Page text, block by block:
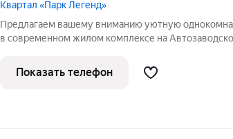
Квартал «Парк Легенд»
Предлагаем вашему вниманию уютную
в современном жилом комплексе на
этаже 15-этажного монолитного дома,
Общая
Показать телефон